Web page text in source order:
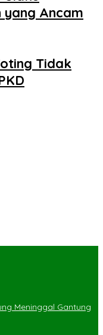
Ancam
Tidak
Meninggal Gantung